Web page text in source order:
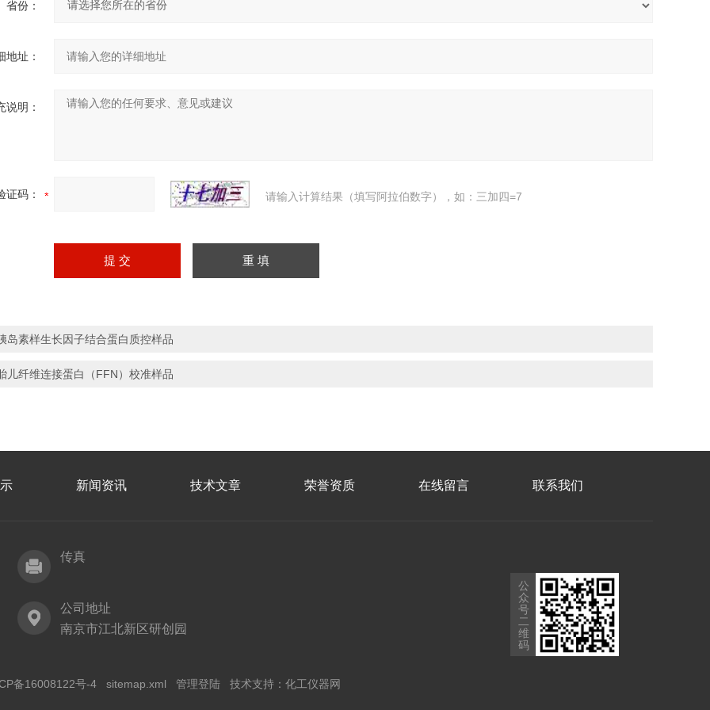
省份：
地址：
说明：
证码： 请输入计算结果（填写阿拉伯数字），如：三加四=7
岛素样生长因子结合蛋白质控样品
儿纤维连接蛋白（FFN）校准样品
新闻资讯 技术文章 荣誉资质 在线留言 联系我们
传真
公司地址
南京市江北新区研创园
备16008122号-4 sitemap.xml 管理登陆 技术支持： 化工仪器网
公
众
号
二
维
码